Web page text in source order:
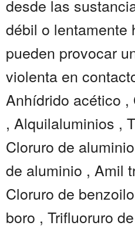
desde las
débil o lentamente
pueden provocar
violenta en
Anhídrido acético
, Alquilaluminios ,
Cloruro de
de aluminio , Amil
Cloruro de
boro , Trifluoruro